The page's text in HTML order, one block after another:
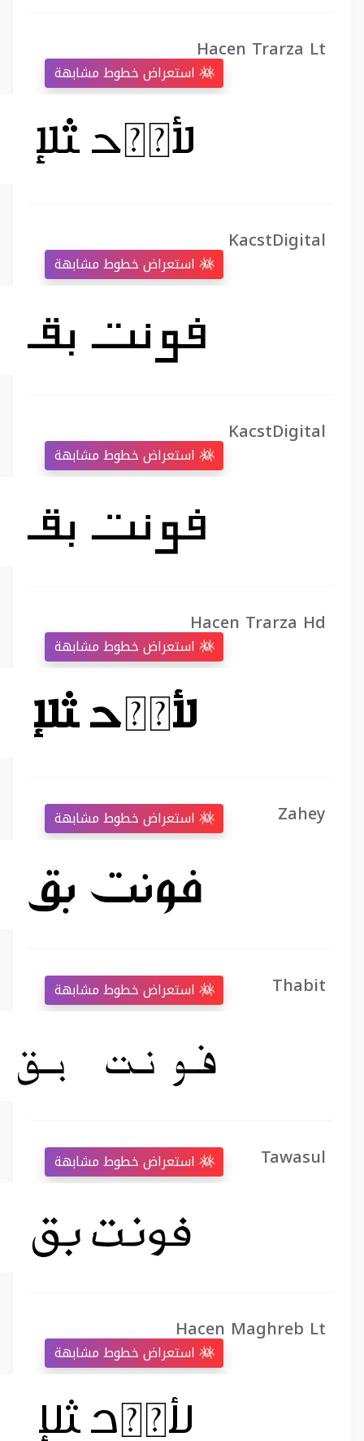
Hacen Trarza Lt
KacstDigital
KacstDigital
Hacen Trarza Hd
Zahey
Thabit
Tawasul
Hacen Maghreb Lt